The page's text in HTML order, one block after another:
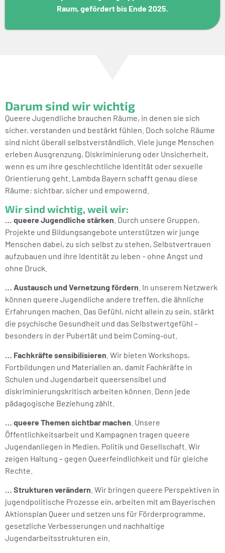
Raum, gefördert bis Ende 2025.
Darum sind wir wichtig
Queere Jugendliche brauchen Räume, in denen sie sich
sicher, verstanden und bestärkt fühlen. Doch solche Räume
sind nicht überall selbstverständlich. Viele junge Menschen
erleben Ausgrenzung, Diskriminierung oder Unsicherheit,
wenn es um ihre geschlechtliche Identität oder sexuelle
Orientierung geht. Lambda Bayern schafft genau diese
Räume: sichtbar, sicher und empowernd.
Wir sind wichtig, weil wir:
… queere Jugendliche stärken . Durch unsere Gruppen,
Projekte und Bildungsangebote unterstützen wir junge
Menschen dabei, zu sich selbst zu stehen, Selbstvertrauen
aufzubauen und ihre Identität zu leben – ohne Angst und
ohne Druck.
… Austausch und Vernetzung fördern . In unserem Netzwerk
können queere Jugendliche andere treffen, die ähnliche
Erfahrungen machen. Das Gefühl, nicht allein zu sein, stärkt
die psychische Gesundheit und das Selbstwertgefühl –
besonders in der Pubertät und beim Coming-out.
… Fachkräfte sensibilisieren . Wir bieten Workshops,
Fortbildungen und Materialien an, damit Fachkräfte in
Schulen und Jugendarbeit queersensibel und
diskriminierungskritisch arbeiten können. Denn jede
pädagogische Beziehung zählt.
… queere Themen sichtbar machen . Unsere
Öffentlichkeitsarbeit und Kampagnen tragen queere
Jugendanliegen in Medien, Politik und Gesellschaft. Wir
zeigen Haltung – gegen Queerfeindlichkeit und für gleiche
Rechte.
… Strukturen verändern . Wir bringen queere Perspektiven in
jugendpolitische Prozesse ein, arbeiten mit am Bayerischen
Aktionsplan Queer und setzen uns für Förderprogramme,
gesetzliche Verbesserungen und nachhaltige
Jugendarbeitsstrukturen ein.